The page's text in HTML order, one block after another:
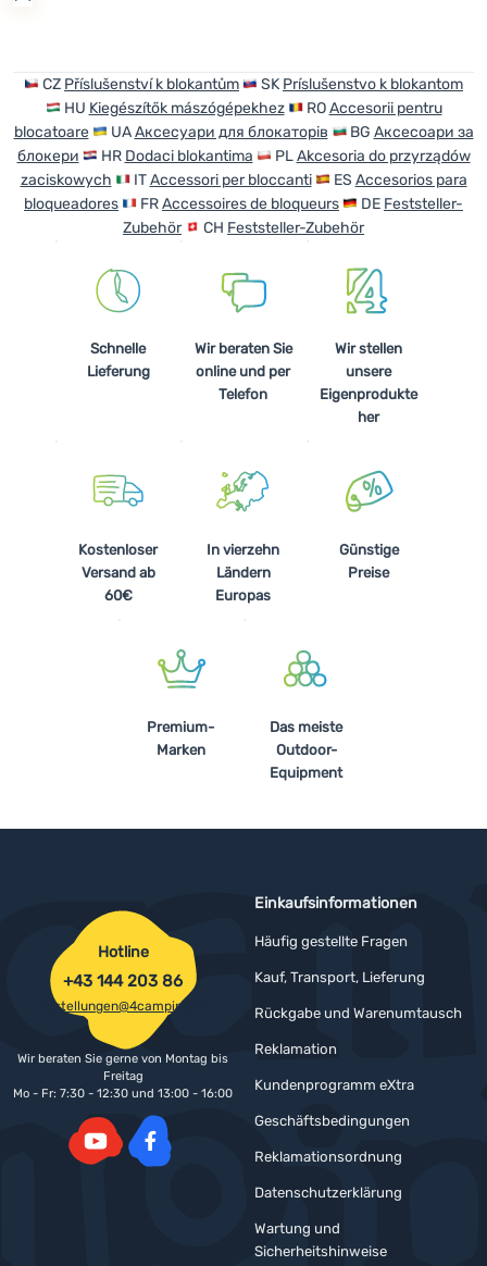
CZ Příslušenství k blokantům SK Príslušenstvo k blokantom
HU Kiegészítők mászógépekhez ROAccesorii pentru
blocatoare
UAАксесуари для блокаторів BG Аксесоари за
блокери
HR Dodaci blokantima PLAkcesoria do przyrządów
zaciskowych
ITAccessori per bloccanti ES Accesorios para
bloqueadores
FRAccessoires de bloqueurs DE Feststeller-
Zubehör
CH Feststeller-Zubehör
Schnelle
Lieferung
Wir beraten Sie
online und per
Telefon
Wir stellen
unsere
Eigenprodukte
her
Kostenloser
Versand ab
60€
In vierzehn
Ländern
Europas
Günstige
Preise
Premium-
Marken
Das meiste
Outdoor-
Equipment
Einkaufsinformationen
Häufig gestellte Fragen
Kauf, Transport, Lieferung
Rückgabe und Warenumtausch
Reklamation
Kundenprogramm eXtra
Geschäftsbedingungen
Reklamationsordnung
Datenschutzerklärung
Wartung und
Sicherheitshinweise
Hotline
+43 144 203 86
bestellungen@4camping.at
Wir beraten Sie gerne von Montag bis
Freitag
Mo - Fr: 7:30 - 12:30 und 13:00 - 16:00